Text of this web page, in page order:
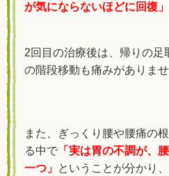
が気にならないほどに回復」
2回目の治療後は、帰りの足
の階段移動も痛みがありませ
また、ぎっくり腰や腰痛の
る中で 「実は胃の不調が、
一つ」 ということが分かり